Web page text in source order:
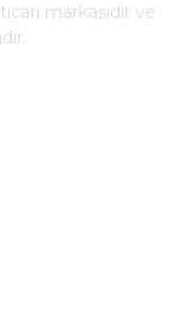
ticari markasıdır ve